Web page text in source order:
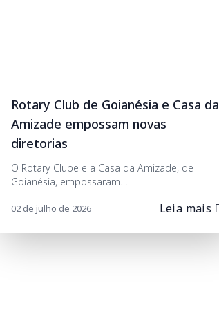
Rotary Club de Goianésia e Casa da
Amizade empossam novas
diretorias
O Rotary Clube e a Casa da Amizade, de
Goianésia, empossaram…
02 de julho de 2026 Leia mais